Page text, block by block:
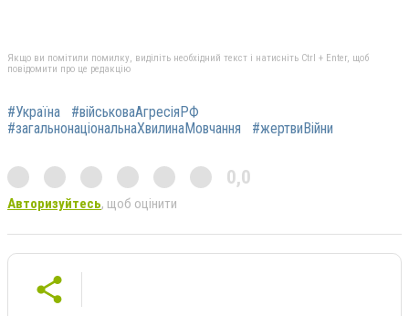
Якщо ви помітили помилку, виділіть необхідний текст і натисніть Ctrl + Enter, щоб
повідомити про це редакцію
#Україна
#військоваАгресіяРФ
#загальнонаціональнаХвилинаМовчання
#жертвиВійни
0,0
Авторизуйтесь, щоб оцінити